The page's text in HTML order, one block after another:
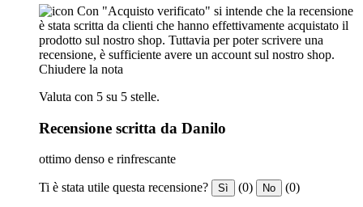
Con "Acquisto verificato" si intende che la recensione
è stata scritta da clienti che hanno effettivamente acquistato il
prodotto sul nostro shop. Tuttavia per poter scrivere una
recensione, è sufficiente avere un account sul nostro shop.
Chiudere la nota
Valuta con 5 su 5 stelle.
Recensione scritta da Danilo
ottimo denso e rinfrescante
Ti è stata utile questa recensione? Sì (0) No (0)